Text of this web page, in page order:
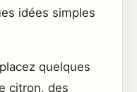
idées simples
placez quelques
citron, des